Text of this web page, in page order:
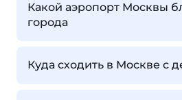
Какой аэропорт Москвы
города
Куда сходить в Москве с